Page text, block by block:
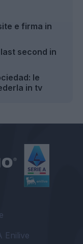
e firma in
second in
le
in tv
Enilive